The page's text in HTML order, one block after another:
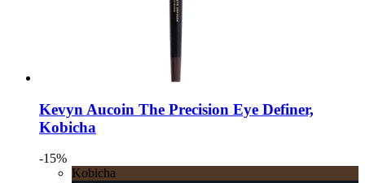
Kevyn Aucoin The Precision Eye Definer,
Kobicha
-15%
Kobicha